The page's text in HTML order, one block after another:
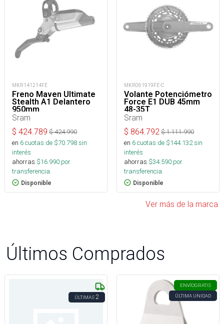
MKR141214FE
Freno Maven Ultimate
Stealth A1 Delantero
950mm
Sram
$ 424.789 $424.990
en 6cuotas de $70.798sin
interés
ahorras $16.990 por
transferencia.
Disponible
MKR061919FE-C
Volante Potenciómetro
Force E1 DUB 45mm
48-35T
Sram
$ 864.792 $1.111.990
en 6cuotas de $144.132sin
interés
ahorras $34.590 por
transferencia.
Disponible
Ver más de la marca
Últimos Comprados
ÚLTIMAS2
ENVÍOGRATIS
ÚLTIMA UNIDAD